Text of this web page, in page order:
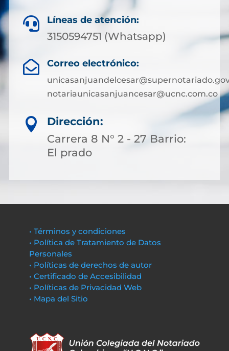
 Líneas de atención:
3150594751 (Whatsapp)
 Correo electrónico:
notariaunicasanjuancesar@ucnc.com.co

Dirección:
Carrera 8 N° 2 - 27 Barrio:
El prado
• Términos y condiciones
• Política de Tratamiento de Datos
Personales
• Políticas de derechos de autor
• Certificado de Accesibilidad
• Políticas de Privacidad Web
• Mapa del Sitio